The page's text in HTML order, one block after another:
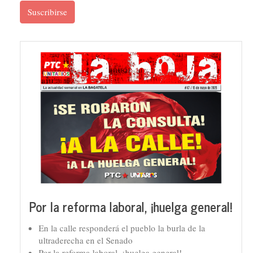
Suscribirse
Por la reforma laboral, ¡huelga general!
En la calle responderá el pueblo la burla de la
ultraderecha en el Senado